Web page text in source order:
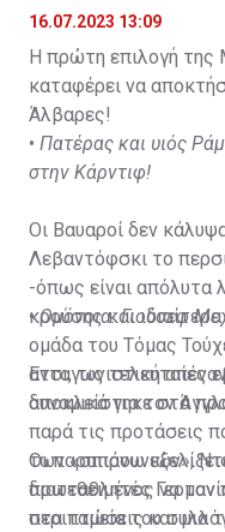
16.07.2023 13:09
Η πρώτη επιλογή
καταφέρει να
Άλβαρες!
• Πατέρας και υιός
στην Κάρντιφ!
Οι Βαυαροί δεν
Λεβαντόφσκι το
-όπως είναι απόλυτα
κρούσης και
ομάδα του Τόμας
ανταγωνιστική
αποκλείστηκε στα
•Ομόνοια: Γιούσεφ
Έτσι, τις τελευταίες
δυναμικά για τον
παρά τις προτάσεις
των «σπιρουνιών»,
διατεθειμένος να
στα ταμεία του
Οι παραπάνω
πρωταθλητές
περιπτώσεις και μια